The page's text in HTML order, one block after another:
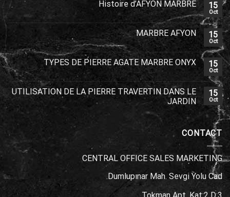
15
Oct
Histoire d’AFYON MARBRE
15
Oct
MARBRE AFYON
15
Oct
TYPES DE PIERRE AGATE MARBRE ONYX
15
Oct
UTILISATION DE LA PIERRE TRAVERTIN DANS LE
JARDIN
CONTACT
CENTRAL OFFICE SALES MARKETING
Dumlupınar Mah. Sevgi Yolu Cad.
Tokman Apt. Kat:2 D:3